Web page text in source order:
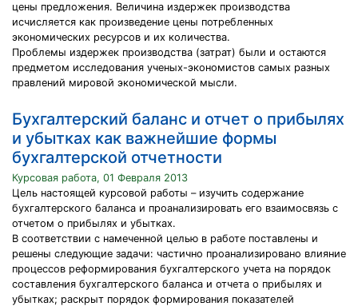
цены предложения. Величина издержек производства
исчисляется как произведение цены потребленных
экономических ресурсов и их количества.
Проблемы издержек производства (затрат) были и остаются
предметом исследования ученых-экономистов самых разных
правлений мировой экономической мысли.
Бухгалтерский баланс и отчет о прибылях
и убытках как важнейшие формы
бухгалтерской отчетности
Курсовая работа, 01 Февраля 2013
Цель настоящей курсовой работы – изучить содержание
бухгалтерского баланса и проанализировать его взаимосвязь с
отчетом о прибылях и убытках.
В соответствии с намеченной целью в работе поставлены и
решены следующие задачи: частично проанализировано влияние
процессов реформирования бухгалтерского учета на порядок
составления бухгалтерского баланса и отчета о прибылях и
убытках; раскрыт порядок формирования показателей